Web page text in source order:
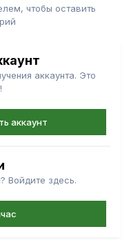
чтобы оставить
аккаунта. Это
аккаунт
Войдите здесь.